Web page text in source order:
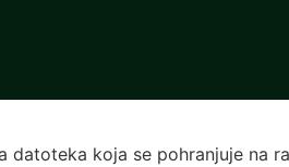
datoteka koja se pohranjuje na